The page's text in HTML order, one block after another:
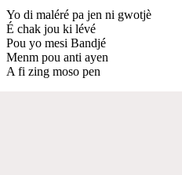
Yo di maléré pa jen ni gwotjè
É chak jou ki lévé
Pou yo mesi Bandjé
Menm pou anti ayen
A fi zing moso pen